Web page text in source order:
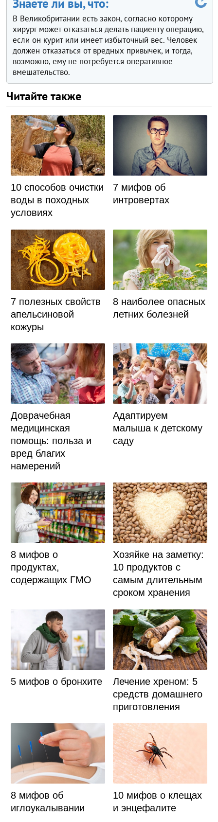
В Великобритании есть закон, согласно которому
хирург может отказаться делать пациенту операцию,
если он курит или имеет избыточный вес. Человек
должен отказаться от вредных привычек, и тогда,
возможно, ему не потребуется оперативное
вмешательство.
Читайте также
10 способов очистки
воды в походных
условиях
7 мифов об
интровертах
7 полезных свойств
апельсиновой
кожуры
8 наиболее опасных
летних болезней
Доврачебная
медицинская
помощь: польза и
вред благих
намерений
Адаптируем
малыша к детскому
саду
8 мифов о
продуктах,
содержащих ГМО
Хозяйке на заметку:
10 продуктов с
самым длительным
сроком хранения
5 мифов о бронхите
Лечение хреном: 5
средств домашнего
приготовления
8 мифов об
иглоукалывании
10 мифов о клещах
и энцефалите